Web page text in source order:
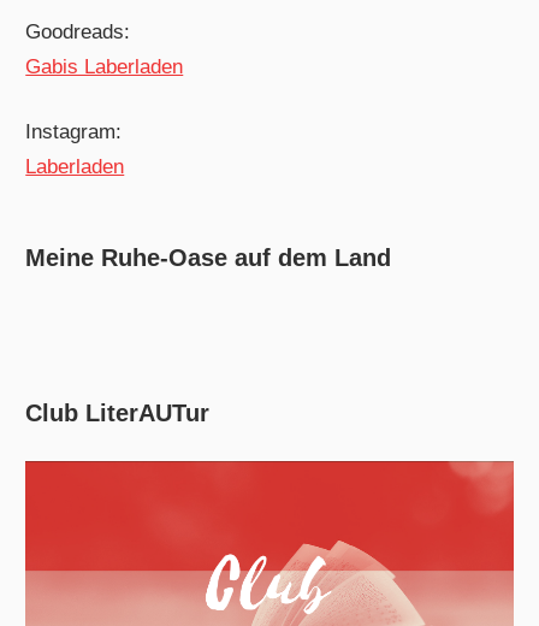
Goodreads:
Gabis Laberladen
Instagram:
Laberladen
Meine Ruhe-Oase auf dem Land
Club LiterAUTur